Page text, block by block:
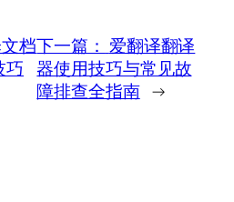
档
巧
下一篇： 爱翻译翻译
器使用技巧与常见故
障排查全指南 →